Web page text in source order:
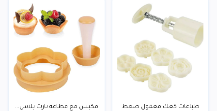
طباعات كعك معمول ضغط
مكبس مع قطاعة تارت بلاس...